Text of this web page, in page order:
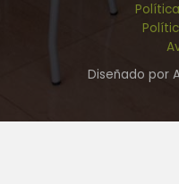
Diseñado por